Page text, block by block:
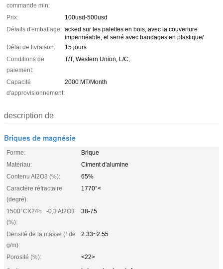
commande min:
Prix:
100usd-500usd
Détails d'emballage: acked sur les palettes en bois, avec la couverture
imperméable, et serré avec bandages en plastique/
Délai de livraison:
15 jours
Conditions de
paiement:
T/T, Western Union, L/C,
Capacité
d'approvisionnement:
2000 MT/Month
description de
Briques de magnésie
Forme:
Brique
Matériau:
Ciment d'alumine
Contenu Al2O3 (%):
65%
Caractère réfractaire
(degré):
1770°<
1500°CX24h : -0,3 Al2O3
(%):
38-75
Densité de la masse (³ de
g/m):
2.33~2.55
Porosité (%):
<22>